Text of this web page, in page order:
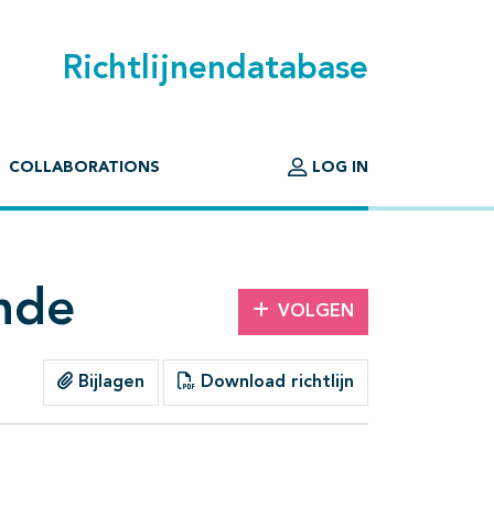
Richtlijnendatabase
COLLABORATIONS LOG IN
VOLGEN
Bijlagen Download richtlijn